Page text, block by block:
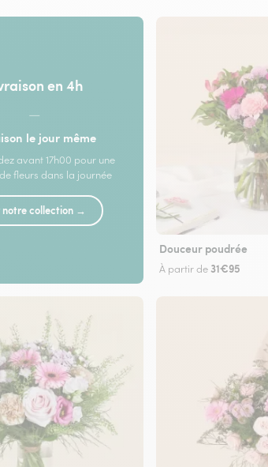
en 4h
—
le jour même
avant 17h00 pour une
fleurs dans la journée
notre collection →
Douceur poudrée
À partir de 31€95